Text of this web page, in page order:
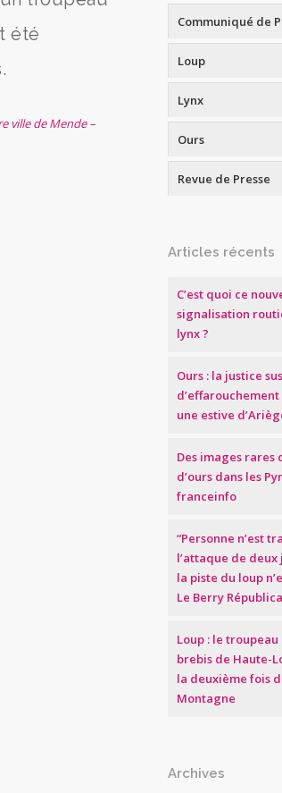
été
ville de Mende –
Communiqué de
Loup
Lynx
Ours
Revue de Presse
Articles récents
C’est quoi ce
signalisation
lynx ?
Ours : la justice
une estive
Des images rares
d’ours dans les
franceinfo
“Personne n’est
l’attaque de deux
la piste du loup
Le Berry
Loup : le troupeau
brebis de Haute-
la deuxième fois
Montagne
Archives